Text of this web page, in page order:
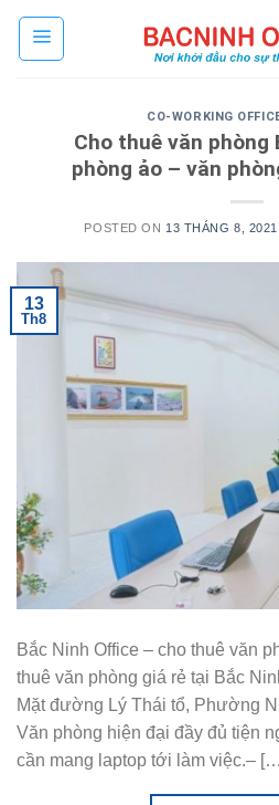
Skip
CO-WORKING
Cho thuê văn phòng
phòng ảo – văn
POSTED ON 13 THÁNG 8, 2021
13
Th8
Bắc Ninh Office – cho thuê văn
thuê văn phòng giá rẻ tại Bắc
Mặt đường Lý Thái tổ, Phường
Văn phòng hiện đại đầy đủ tiện
cần mang laptop tới làm việc.–